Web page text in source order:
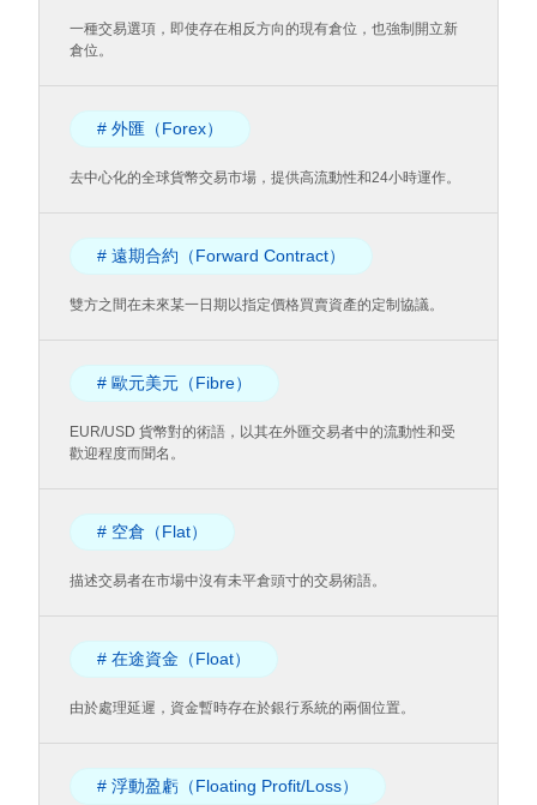
一種交易選項，即使存在相反方向的現有倉位，也強制開立新
倉位。
# 外匯（Forex）
去中心化的全球貨幣交易市場，提供高流動性和24小時運作。
# 遠期合約（Forward Contract）
雙方之間在未來某一日期以指定價格買賣資產的定制協議。
# 歐元美元（Fibre）
EUR/USD 貨幣對的術語，以其在外匯交易者中的流動性和受
歡迎程度而聞名。
# 空倉（Flat）
描述交易者在市場中沒有未平倉頭寸的交易術語。
# 在途資金（Float）
由於處理延遲，資金暫時存在於銀行系統的兩個位置。
# 浮動盈虧（Floating Profit/Loss）